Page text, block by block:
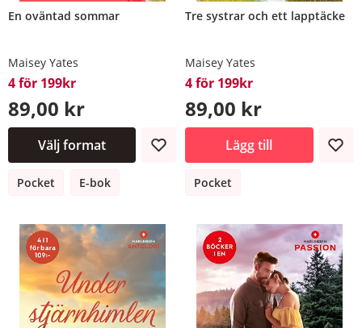
En oväntad sommar
Maisey Yates
4 för 199kr
89,00 kr
Välj format
Pocket E-bok
Tre systrar och ett lapptäcke
Maisey Yates
4 för 199kr
89,00 kr
Lägg till
Pocket